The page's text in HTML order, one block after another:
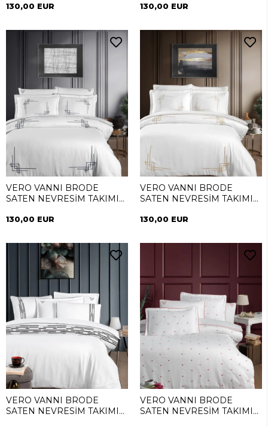
130,00 EUR 130,00 EUR
VERO VANNI BRODE
SATEN NEVRESİM TAKIMI
INDIGO
130,00 EUR
VERO VANNI BRODE
SATEN NEVRESİM TAKIMI
GOLD
130,00 EUR
VERO VANNI BRODE
SATEN NEVRESİM TAKIMI
VERO VANNI BRODE
SATEN NEVRESİM TAKIMI